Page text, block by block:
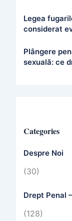
Legea
considerat
Plângere
sexuală: ce
Categories
Despre Noi
(30)
Drept Penal
(128)